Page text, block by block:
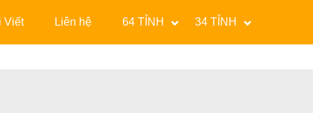
Viết Liên hệ 64 TỈNH 34 TỈNH